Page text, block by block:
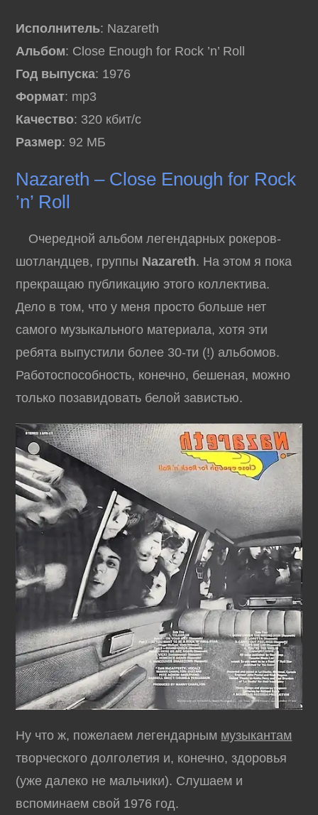
Исполнитель: Nazareth
Альбом: Close Enough for Rock ’n’ Roll
Год выпуска: 1976
Формат: mp3
Качество: 320 кбит/с
Размер: 92 МБ
Nazareth – Close Enough for Rock
’n’ Roll
Очередной альбом легендарных рокеров-
шотландцев, группы Nazareth. На этом я пока
прекращаю публикацию этого коллектива.
Дело в том, что у меня просто больше нет
самого музыкального материала, хотя эти
ребята выпустили более 30-ти (!) альбомов.
Работоспособность, конечно, бешеная, можно
только позавидовать белой завистью.
Ну что ж, пожелаем легендарным музыкантам
творческого долголетия и, конечно, здоровья
(уже далеко не мальчики). Слушаем и
вспоминаем свой 1976 год.